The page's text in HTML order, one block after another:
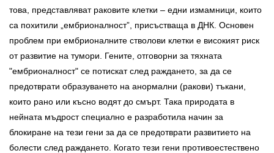
това, представляват раковите клетки – едни измамници, които
са похитили „ембрионалност”, присъстваща в ДНК. Основен
проблем при ембрионалните стволови клетки е високият риск
от развитие на тумори. Гените, отговорни за тяхната
"ембрионалност" се потискат след раждането, за да се
предотврати образуването на анормални (ракови) тъкани,
които рано или късно водят до смърт. Така природата в
нейната мъдрост специално е разработила начин за
блокиране на тези гени за да се предотврати развитието на
болести след раждането. Когато тези гени противоестествено